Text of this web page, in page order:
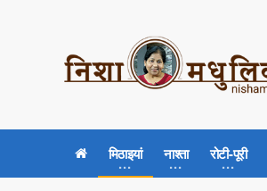
मिठाइयां नाश्ता रोटी-पूरी